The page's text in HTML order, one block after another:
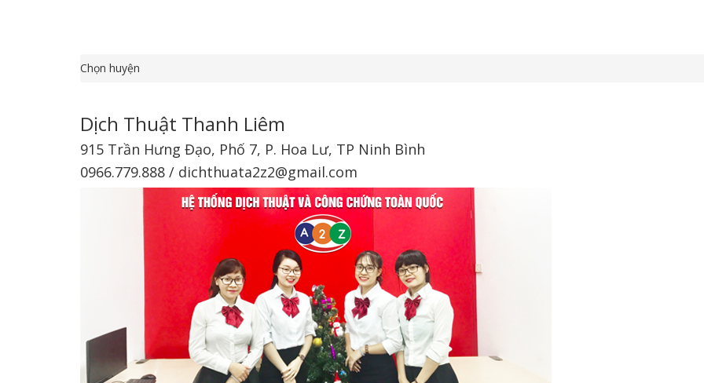
Chọn huyện
Dịch Thuật Thanh Liêm
915 Trần Hưng Đạo, Phố 7, P. Hoa Lư, TP Ninh Bình
0966.779.888 / dichthuata2z2@gmail.com